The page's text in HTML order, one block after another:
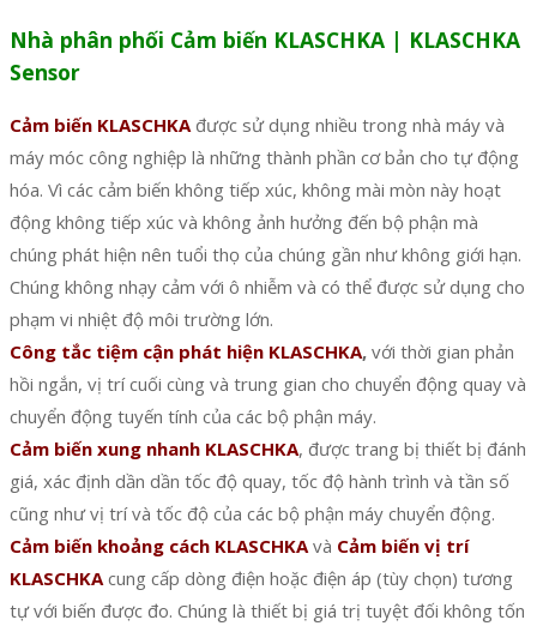
Nhà phân phối Cảm biến KLASCHKA | KLASCHKA
Sensor
Cảm biến KLASCHKAđược sử dụng nhiều trong nhà máy và
máy móc công nghiệp là những thành phần cơ bản cho tự động
hóa. Vì các cảm biến không tiếp xúc, không mài mòn này hoạt
động không tiếp xúc và không ảnh hưởng đến bộ phận mà
chúng phát hiện nên tuổi thọ của chúng gần như không giới hạn.
Chúng không nhạy cảm với ô nhiễm và có thể được sử dụng cho
phạm vi nhiệt độ môi trường lớn.
Công tắc tiệm cận phát hiện KLASCHKA, với thời gian phản
hồi ngắn, vị trí cuối cùng và trung gian cho chuyển động quay và
chuyển động tuyến tính của các bộ phận máy.
Cảm biến xung nhanh KLASCHKA, được trang bị thiết bị đánh
giá, xác định dần dần tốc độ quay, tốc độ hành trình và tần số
cũng như vị trí và tốc độ của các bộ phận máy chuyển động.
Cảm biến khoảng cách KLASCHKAvà Cảm biến vị trí
KLASCHKAcung cấp dòng điện hoặc điện áp (tùy chọn) tương
tự với biến được đo. Chúng là thiết bị giá trị tuyệt đối không tốn